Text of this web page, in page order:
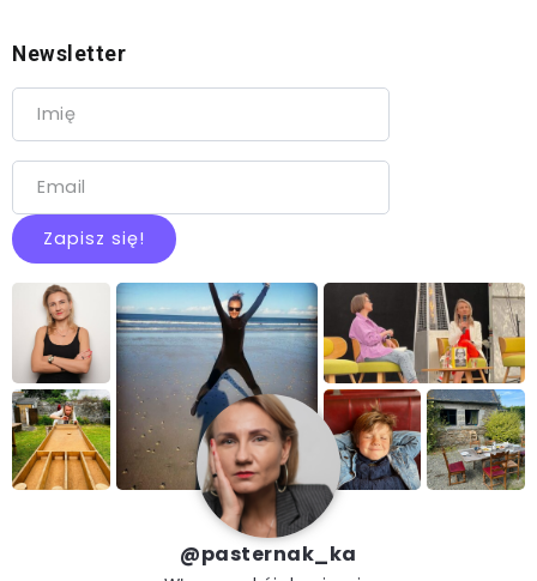
Newsletter
@pasternak_ka